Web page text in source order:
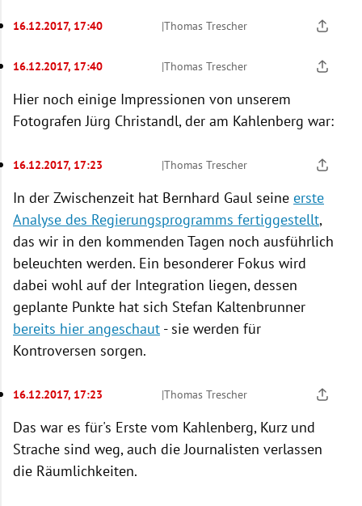
16.12.2017, 17:40 |Thomas Trescher
16.12.2017, 17:40 |Thomas Trescher
Hier noch einige Impressionen von unserem
Fotografen Jürg Christandl, der am Kahlenberg war:
16.12.2017, 17:23 |Thomas Trescher
In der Zwischenzeit hat Bernhard Gaul seine erste
Analyse des Regierungsprogramms fertiggestellt,
das wir in den kommenden Tagen noch ausführlich
beleuchten werden. Ein besonderer Fokus wird
dabei wohl auf der Integration liegen, dessen
geplante Punkte hat sich Stefan Kaltenbrunner
bereits hier angeschaut - sie werden für
Kontroversen sorgen.
16.12.2017, 17:23 |Thomas Trescher
Das war es für's Erste vom Kahlenberg, Kurz und
Strache sind weg, auch die Journalisten verlassen
die Räumlichkeiten.